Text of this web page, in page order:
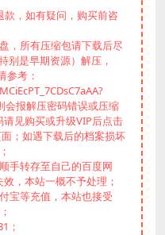
，如有疑问，购买前咨
，所有压缩包请下载后尽
别是早期资源）解压，
参考：
报解压密码错误或压缩
见购买或升级VIP后点击
；如遇下载后的档案损坏
手转存至自己的百度网
，本站一概不予处理；
宝等充值，本站也接受
；